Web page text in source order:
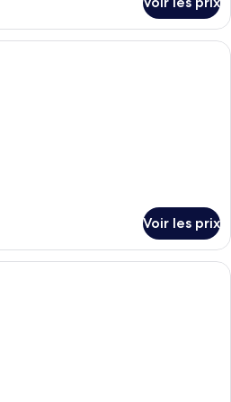
Une chambre moderne avec un
Voir les prix
Une chambre d’hôtel dotée d’un